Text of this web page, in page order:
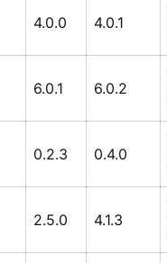
4.0.0 4.0.1
6.0.1 6.0.2
0.2.3 0.4.0
2.5.0 4.1.3